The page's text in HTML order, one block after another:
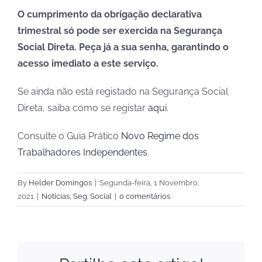
O cumprimento da obrigação declarativa
trimestral só pode ser exercida na Segurança
Social Direta. Peça já a sua senha, garantindo o
acesso imediato a este serviço.
Se ainda não está registado na Segurança Social
Direta, saiba como se registar aqui.
Consulte o Guia Prático Novo Regime dos
Trabalhadores Independentes.
By Helder Domingos
Segunda-feira, 1 Novembro,
2021
Notícias, Seg. Social 0 comentários